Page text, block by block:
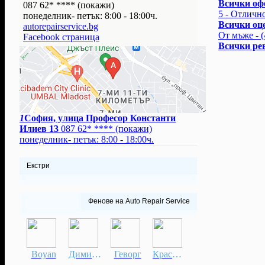
087 62* **** (покажи)
понеделник- петък: 8:00 - 18:00ч.
autorepairservice.bg
Facebook страница
1София, улица Професор Константи
Илиев 13 087 62* **** (покажи)
понеделник- петък: 8:00 - 18:00ч.
Екстри
Фенове на Auto Repair Servicе
Boyan Димитър Геворг Красимир
30.06.2020
Оферта
(5.00 от 3
14.12.2019
Оферта #4
Всички
5 -
Всички
От мъже -
Всички